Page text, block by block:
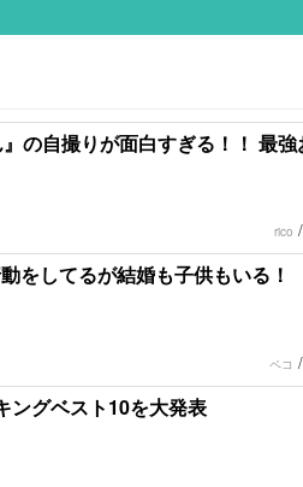
の自撮りが面白すぎる！！ 最
rico /
をしてるが結婚も子供もいる！
ペコ /
ングベスト10を大発表